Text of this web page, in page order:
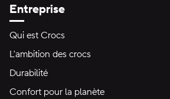
Entreprise
Qui est Crocs
L'ambition des crocs
Durabilité
Confort pour la planète